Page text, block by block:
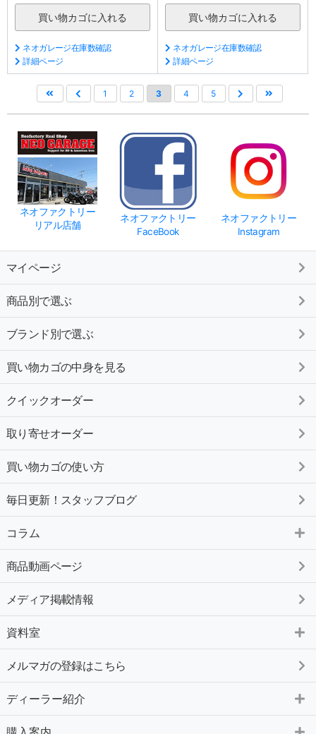
ネオガレージ在庫数確認
詳細ページ
ネオガレージ在庫数確認
詳細ページ
1 2 3 4 5
ネオファクトリー
リアル店舗
ネオファクトリー
FaceBook
ネオファクトリー
Instagram
マイページ
商品別で選ぶ
ブランド別で選ぶ
買い物カゴの中身を見る
クイックオーダー
取り寄せオーダー
買い物カゴの使い方
毎日更新！スタッフブログ
コラム
商品動画ページ
メディア掲載情報
資料室
メルマガの登録はこちら
ディーラー紹介